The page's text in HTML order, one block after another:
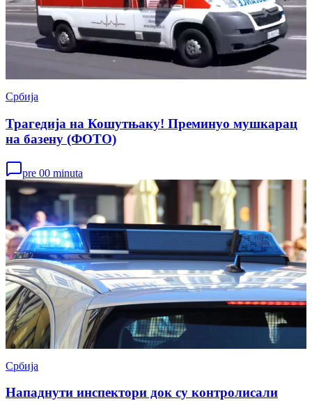
Србија
Трагедија на Кошутњаку! Преминуо мушкарац
на базену (ФОТО)
pre 00 minuta
Србија
Нападнути инспектори док су контролисали